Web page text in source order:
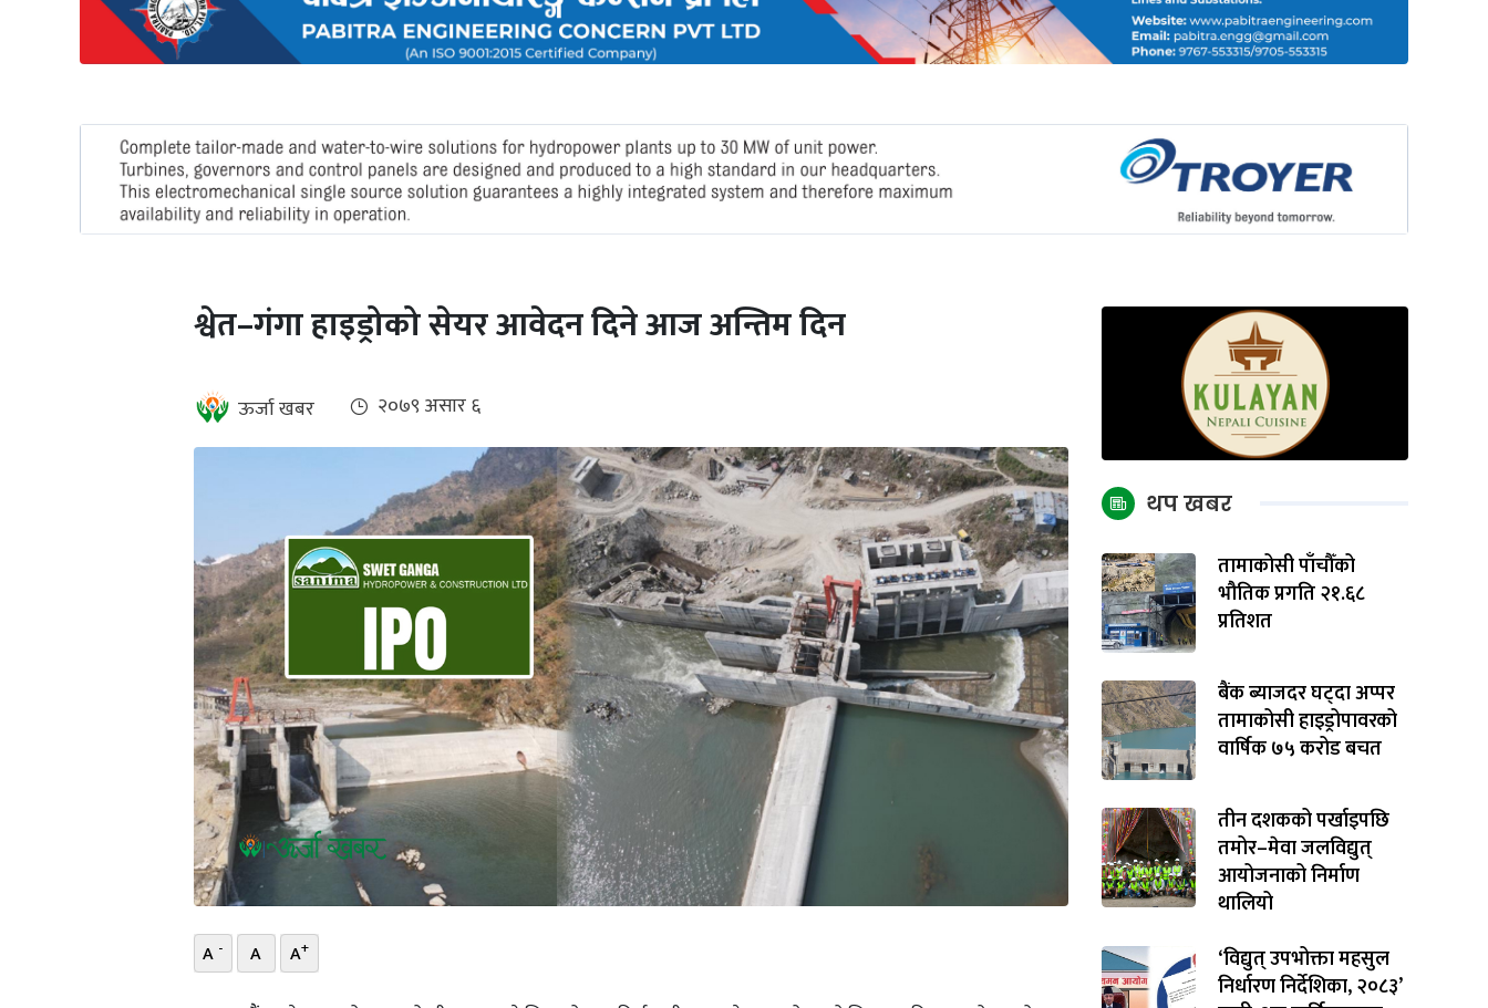
जलवायु
श्वेत–गंगा हाइड्रोको सेयर आवेदन दिने आज अन्तिम दिन
ऊर्जा खबर २०७९ असार ६
A - A A+
थप खबर
तामाकोसी पाँचौँको
भौतिक प्रगति २१.६८
प्रतिशत
बैंक ब्याजदर घट्दा अप्पर
तामाकोसी हाइड्रोपावरको
वार्षिक ७५ करोड बचत
तीन दशकको पर्खाइपछि
तमोर–मेवा जलविद्युत्
आयोजनाको निर्माण
थालियो
‘विद्युत् उपभोक्ता महसुल
निर्धारण निर्देशिका, २०८३’